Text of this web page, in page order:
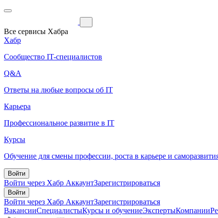
Все сервисы Хабра
Хабр
Сообщество IT-специалистов
Q&A
Ответы на любые вопросы об IT
Карьера
Профессиональное развитие в IT
Курсы
Обучение для смены профессии, роста в карьере и
Войти
Войти через Хабр АккаунтЗарегистрироваться
Войти
Войти через Хабр АккаунтЗарегистрироваться
ВакансииСпециалистыКурсы и обучениеЭкспертыКомпании